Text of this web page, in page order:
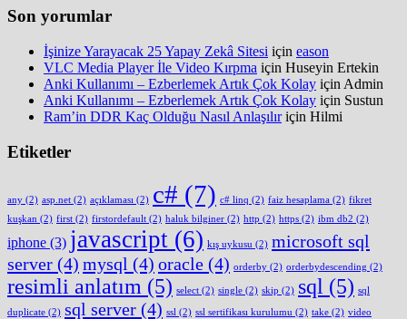
Son yorumlar
İşinize Yarayacak 25 Yapay Zekâ Sitesi için eason
VLC Media Player İle Video Kırpma için Huseyin Ertekin
Anki Kullanımı – Ezberlemek Artık Çok Kolay için Admin
Anki Kullanımı – Ezberlemek Artık Çok Kolay için Sustun
Ram’in DDR Kaç Olduğu Nasıl Anlaşılıriçin Hilmi
Etiketler
any (2) asp.net (2) açıklaması (2) c# (7) c# linq (2) faiz hesaplama (2) fikret
kuşkan (2) first (2) firstordefault (2) haluk bilginer (2) http (2) https (2) ibm db2 (2)
iphone (3) javascript (6) kış uykusu (2) microsoft sql
server (4) mysql (4) oracle (4) orderby (2) orderbydescending (2)
resimli anlatım (5) select (2) single (2) skip (2) sql (5) sql
duplicate (2) sql server (4) ssl (2) ssl sertifikası kurulumu (2) take (2) video